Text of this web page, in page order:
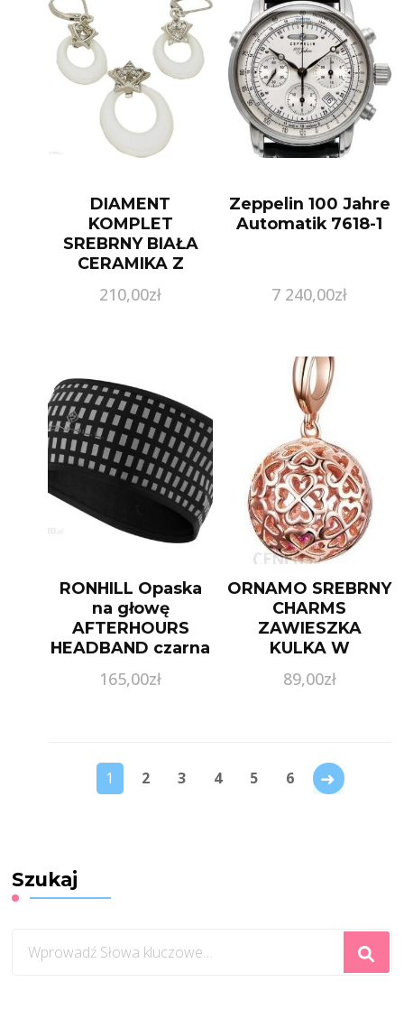
DIAMENT
KOMPLET
SREBRNY BIAŁA
CERAMIKA Z
210,00zł
Zeppelin 100 Jahre
Automatik 7618-1
7 240,00zł
RONHILL Opaska
na głowę
AFTERHOURS
HEADBAND czarna
165,00zł
ORNAMO SREBRNY
CHARMS
ZAWIESZKA
KULKA W
KONICZYNKI
ORSCC1127
89,00zł
1 2 3 4 5 6
Szukaj
czegoś?